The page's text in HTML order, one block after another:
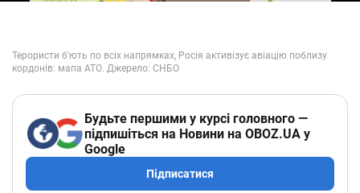
Будьте першими у курсі головного —
підпишіться на Новини на OBOZ.UA у
Google
Підписатися